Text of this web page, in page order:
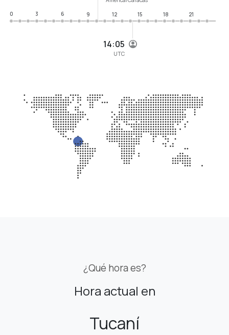
14:05
UTC
0
3 6 9 12 15 18 21
¿Qué hora es?
Hora actual en
Tucaní